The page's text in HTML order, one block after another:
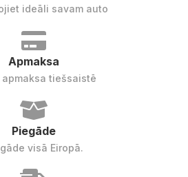
ideāli savam auto
Apmaksa
apmaksa tiešsaistē
Piegāde
visā Eiropā.